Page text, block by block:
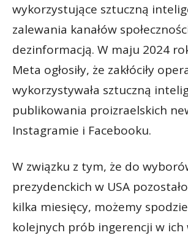
wykorzystujące sztuczną
zalewania kanałów
dezinformacją. W maju 2024
Meta ogłosiły, że zakłóciły
wykorzystywała sztuczną
publikowania proizraelskich
Instagramie i Facebooku.
W związku z tym, że do
prezydenckich w USA
kilka miesięcy, możemy
kolejnych prób ingerencji w ich